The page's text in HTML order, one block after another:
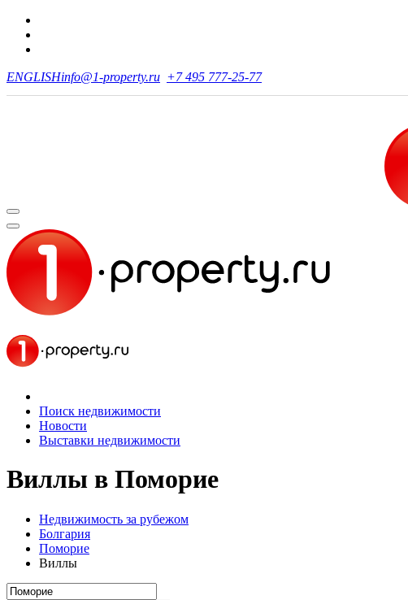
ENGLISHinfo@1-property.ru +7 495 777-25-77
Поиск недвижимости
Новости
Выставки недвижимости
Виллы в Поморие
Недвижимость за рубежом
Болгария
Поморие
Виллы